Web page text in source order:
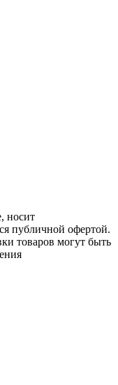
носит
публичной офертой.
товаров могут быть